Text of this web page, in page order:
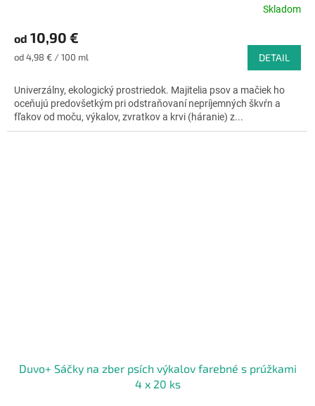
produktu
4,8
5
hviezdičiek.
Skladom
od 10,90 €
Jednotková
od 4,98 € / 100 ml DETAIL
Univerzálny, ekologický prostriedok. Majitelia psov a mačiek ho
oceňujú predovšetkým pri odstraňovaní nepríjemných škvŕn a
fľakov od moču, výkalov, zvratkov a krvi (háranie) z...
Duvo+ Sáčky na zber psích výkalov farebné s prúžkami
4 x 20 ks